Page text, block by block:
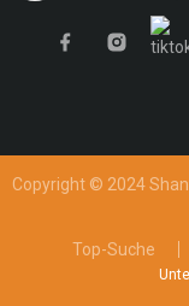
Copyright © 2024
Top-Suche